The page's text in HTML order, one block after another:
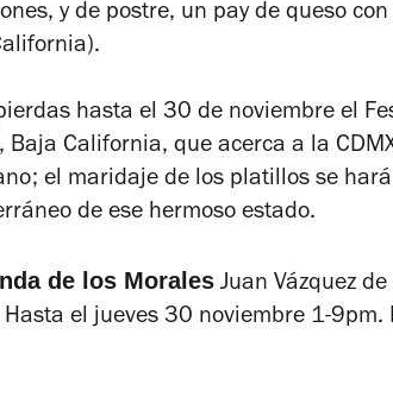
y de postre, un pay de queso
hasta el 30 de noviembre el
Baja California, que acerca a la
el maridaje de los platillos se
de ese hermoso estado.
de los Morales Juan Vázquez
Hasta el jueves 30 noviembre 1-9pm.